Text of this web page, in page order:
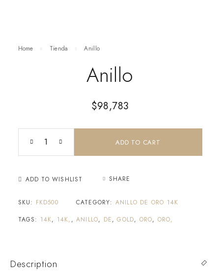
Home Tienda Anillo
Anillo
$98,783
ADD TO CART
ADD TO WISHLIST SHARE
SKU: FKD500 CATEGORY: ANILLO DE ORO 14K
TAGS: 14K, 14K, , ANILLO, DE,GOLD, ORO, ORO,
Description